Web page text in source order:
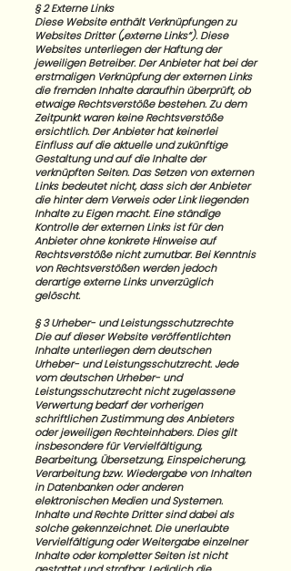
§ 2 Externe Links
Diese Website enthält Verknüpfungen zu
Websites Dritter („externe Links“). Diese
Websites unterliegen der Haftung der
jeweiligen Betreiber. Der Anbieter hat bei der
erstmaligen Verknüpfung der externen Links
die fremden Inhalte daraufhin überprüft, ob
etwaige Rechtsverstöße bestehen. Zu dem
Zeitpunkt waren keine Rechtsverstöße
ersichtlich. Der Anbieter hat keinerlei
Einfluss auf die aktuelle und zukünftige
Gestaltung und auf die Inhalte der
verknüpften Seiten. Das Setzen von externen
Links bedeutet nicht, dass sich der Anbieter
die hinter dem Verweis oder Link liegenden
Inhalte zu Eigen macht. Eine ständige
Kontrolle der externen Links ist für den
Anbieter ohne konkrete Hinweise auf
Rechtsverstöße nicht zumutbar. Bei Kenntnis
von Rechtsverstößen werden jedoch
derartige externe Links unverzüglich
gelöscht.
§ 3 Urheber- und Leistungsschutzrechte
Die auf dieser Website veröffentlichten
Inhalte unterliegen dem deutschen
Urheber- und Leistungsschutzrecht. Jede
vom deutschen Urheber- und
Leistungsschutzrecht nicht zugelassene
Verwertung bedarf der vorherigen
schriftlichen Zustimmung des Anbieters
oder jeweiligen Rechteinhabers. Dies gilt
insbesondere für Vervielfältigung,
Bearbeitung, Übersetzung, Einspeicherung,
Verarbeitung bzw. Wiedergabe von Inhalten
in Datenbanken oder anderen
elektronischen Medien und Systemen.
Inhalte und Rechte Dritter sind dabei als
solche gekennzeichnet. Die unerlaubte
Vervielfältigung oder Weitergabe einzelner
Inhalte oder kompletter Seiten ist nicht